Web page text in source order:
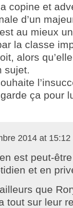
copine et
d’un
au mieux
la classe
alors
sujet.
ça pour
2014 at 15:12
est peut-être
et en
que
tout sur leur